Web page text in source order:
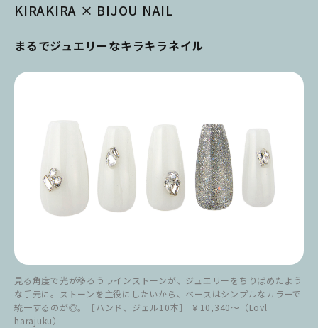
KIRAKIRA × BIJOU NAIL
まるでジュエリーなキラキラネイル
見る角度で光が移ろうラインストーンが、ジュエリーをちりばめたよう
な手元に。ストーンを主役にしたいから、ベースはシンプルなカラーで
統一するのが◎。［ハンド、ジェル10本］ ￥10,340～（Lovl
harajuku）